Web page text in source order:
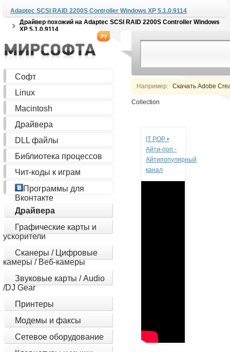
Adaptec SCSI RAID 2200S Controller Windows XP 5.1.0.9114
Драйвер похожий наAdaptec SCSI RAID 2200S Controller Windows
XP 5.1.0.9114
Например: Скачать Adobe
Collection
Софт
Linux
Macintosh
Драйвера
DLL файлы
Библиотека процессов
Чит-коды к играм
Программы для
Вконтакте
Драйвера
Графические карты и
ускорители
Сканеры / Цифровые
камеры / Веб-камеры
Звуковые карты / Audio
/DJ Gear
Принтеры
Модемы и факсы
Сетевое оборудование
IT POP •
Айти-поп -
Айтипопулярный
канал